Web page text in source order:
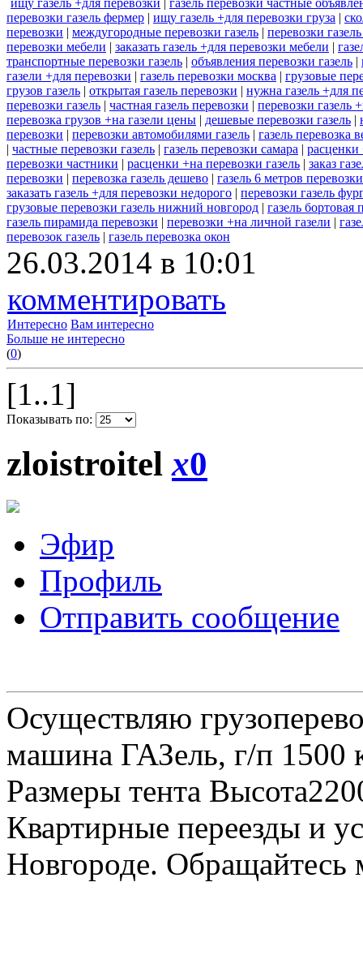
ищу газель +для перевозки
газель перевозки частные
перевозки газель фермер | ищу газель +для перевозки груза |
перевозки | междугородные перевозки газель | перевозки
перевозки мебели | заказать газель +для перевозки мебели |
транспортные перевозки газель | объявления перевозки газель |
газели +для перевозки | газель перевозки москва | грузовые
грузов газель | открытая газель перевозки | нужна газель +для
перевозки газель | частная газель перевозки | перевозки газель
перевозка грузов +на газели цены | дешевые перевозки газель |
перевозки | перевозки автомобилями газель | газель перевозка
| частные перевозки газель | газель перевозки самара | расценки
перевозки частники | расценки +на перевозки газель | заказ
перевозки | перевозка газель дешево | газель 6 метров перевозки
заказать газель +для перевозки недорого | перевозки газель
грузовые перевозки газель нижний новгород | газель бортовая
газель пирамида перевозки | перевозки +на личной газели |
перевозок газель | газель перевозка окон
26.03.2014 в 10:01
комментировать
Интересно Вам интересно
Больше не интересно
(0)
[1..1]
Показывать по:
zloistroitelx0
Эфир
Профиль
Отправить сообщение
Осуществляю
машина ГАЗель, г/п 1500
Размеры тента
Квартирные переезды и
Новгороде.